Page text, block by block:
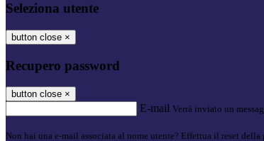
Seleziona utente
button close ×
Recupero password
button close ×
E-mail Verrà inviato un
Non hai una e-mail associata al nome utente? Effettua il reset della